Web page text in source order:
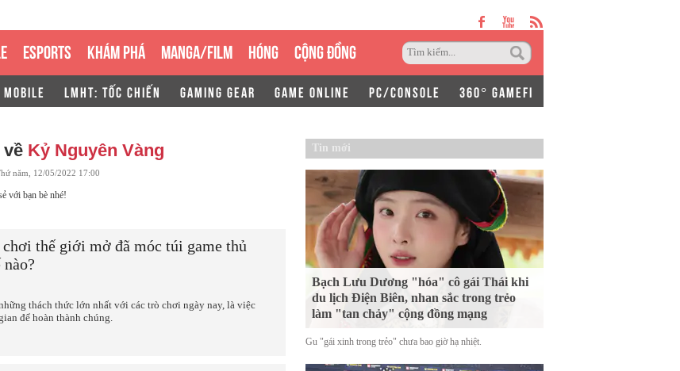
ESPORTS KHÁM PHÁ MANGA/FILM HÓNG CỘNG ĐỒNG
LMHT: TỐC CHIẾN GAMING GEAR GAME ONLINE PC/CONSOLE 360° GAMEFI
Kỷ Nguyên Vàng
năm, 12/05/2022 17:00
với bạn bè nhé!
chơi thế giới mở đã móc túi game thủ
thách thức lớn nhất với các trò chơi ngày nay, là việc
để hoàn thành chúng.
Tin mới
Bạch Lưu Dương "hóa" cô gái Thái khi
du lịch Điện Biên, nhan sắc trong trẻo
làm "tan chảy" cộng đồng mạng
Gu "gái xinh trong trẻo" chưa bao giờ hạ nhiệt.